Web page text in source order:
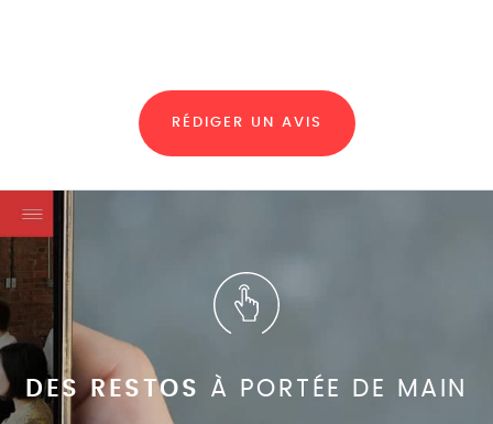
RÉDIGER UN AVIS
DES RESTOS À PORTÉE DE MAIN